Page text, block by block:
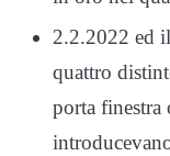
2.2.2022 ed
quattro
porta finestra